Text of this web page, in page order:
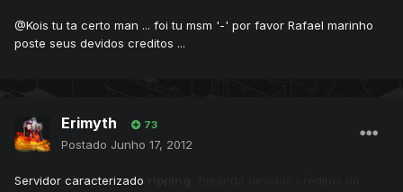
@Kois tu ta certo man ... foi tu msm '-' por favor Rafael marinho
poste seus devidos creditos ...
Erimyth 73
Postado Junho 17, 2012
Servidor caracterizado